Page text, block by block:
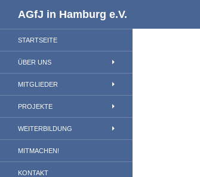
AGfJ in Hamburg e.V.
STARTSEITE
ÜBER UNS
MITGLIEDER
PROJEKTE
WEITERBILDUNG
MITMACHEN!
KONTAKT